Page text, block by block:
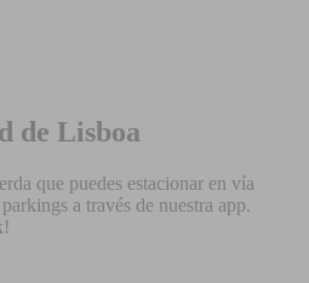
de Lisboa
que puedes estacionar en vía
a través de nuestra app.